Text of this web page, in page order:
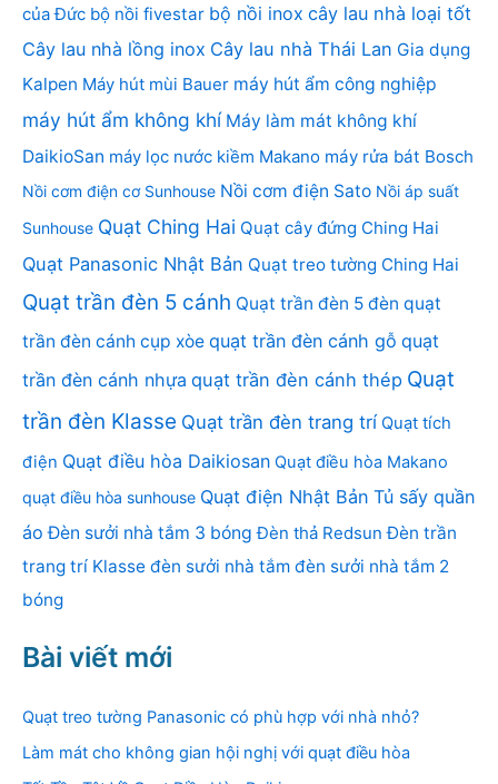
của Đức bộ nồi fivestar bộ nồi inox cây lau nhà loại tốt
Cây lau nhà lồng inox Cây lau nhà Thái Lan Gia dụng
Kalpen Máy hút mùi Bauer máy hút ẩm công nghiệp
máy hút ẩm không khí Máy làm mát không khí
DaikioSan máy lọc nước kiềm Makano máy rửa bát Bosch
Nồi cơm điện cơ Sunhouse Nồi cơm điện Sato Nồi áp suất
Sunhouse Quạt Ching Hai Quạt cây đứng Ching Hai
Quạt Panasonic Nhật Bản Quạt treo tường Ching Hai
Quạt trần đèn 5 cánh Quạt trần đèn 5 đèn quạt
trần đèn cánh cụp xòe quạt trần đèn cánh gỗ quạt
trần đèn cánh nhựa quạt trần đèn cánh thép Quạt
trần đèn Klasse Quạt trần đèn trang trí Quạt tích
điện Quạt điều hòa Daikiosan Quạt điều hòa Makano
quạt điều hòa sunhouse Quạt điện Nhật Bản Tủ sấy quần
áo Đèn sưởi nhà tắm 3 bóng Đèn thả Redsun Đèn trần
trang trí Klasse đèn sưởi nhà tắm đèn sưởi nhà tắm 2
bóng
Bài viết mới
Quạt treo tường Panasonic có phù hợp với nhà nhỏ?
Làm mát cho không gian hội nghị với quạt điều hòa